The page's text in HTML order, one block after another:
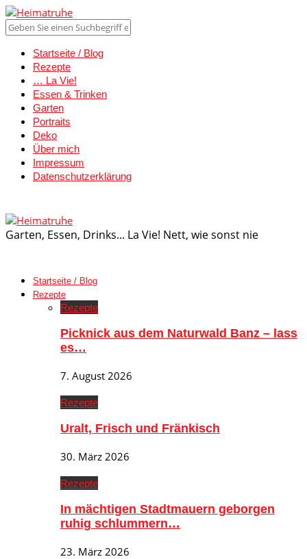
Startseite / Blog
Rezepte
… La Vie!
Essen & Trinken
Garten
Portraits
Deko
Über mich
Impressum
Datenschutzerklärung
Garten, Essen, Drinks... La Vie! Nett, wie sonst nie
Startseite / Blog
Rezepte
Rezepte
Picknick aus dem Naturwald Banz – lass
es…
7. August 2026
Rezepte
Uralt, Frisch und Fränkisch
30. März 2026
Rezepte
In mächtigen Stadtmauern geborgen
ruhig schlummern…
23. März 2026